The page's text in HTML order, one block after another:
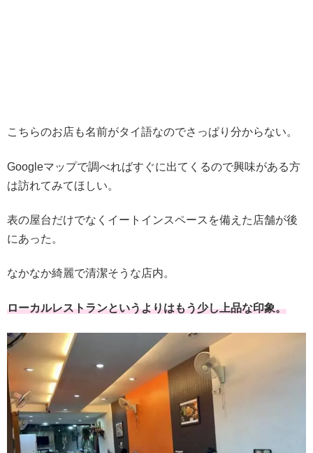
こちらのお店も名前がタイ語なのでさっぱり分からない。
Googleマップで調べればすぐに出てくるので興味がある方
は訪れてみてほしい。
表の屋台だけでなくイートインスペースを備えた店舗が後
にあった。
なかなか綺麗で清潔そうな店内。
ローカルレストランというよりはもう少し上品な印象。